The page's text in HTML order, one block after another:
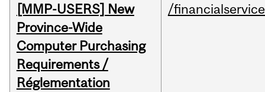
[MMP-USERS] New
Province-Wide
Computer Purchasing
Requirements /
Réglementation
/